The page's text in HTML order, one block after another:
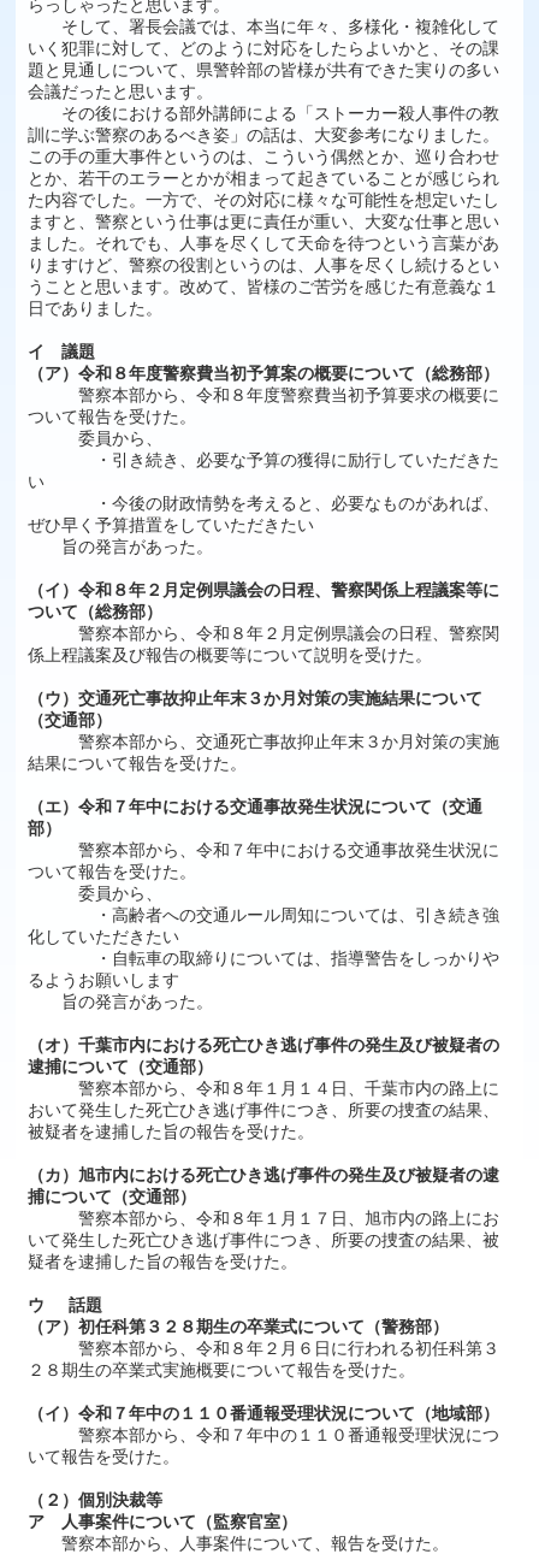
らっしゃったと思います。
そして、署長会議では、本当に年々、多様化・複雑化して
いく犯罪に対して、どのように対応をしたらよいかと、その課
題と見通しについて、県警幹部の皆様が共有できた実りの多い
会議だったと思います。
その後における部外講師による「ストーカー殺人事件の教
訓に学ぶ警察のあるべき姿」の話は、大変参考になりました。
この手の重大事件というのは、こういう偶然とか、巡り合わせ
とか、若干のエラーとかが相まって起きていることが感じられ
た内容でした。一方で、その対応に様々な可能性を想定いたし
ますと、警察という仕事は更に責任が重い、大変な仕事と思い
ました。それでも、人事を尽くして天命を待つという言葉があ
りますけど、警察の役割というのは、人事を尽くし続けるとい
うことと思います。改めて、皆様のご苦労を感じた有意義な１
日でありました。
イ 議題
（ア）令和８年度警察費当初予算案の概要について（総務部）
警察本部から、令和８年度警察費当初予算要求の概要に
ついて報告を受けた。
委員から、
・引き続き、必要な予算の獲得に励行していただきた
い
・今後の財政情勢を考えると、必要なものがあれば、
ぜひ早く予算措置をしていただきたい
旨の発言があった。
（イ）令和８年２月定例県議会の日程、警察関係上程議案等に
ついて（総務部）
警察本部から、令和８年２月定例県議会の日程、警察関
係上程議案及び報告の概要等について説明を受けた。
（ウ）交通死亡事故抑止年末３か月対策の実施結果について
（交通部）
警察本部から、交通死亡事故抑止年末３か月対策の実施
結果について報告を受けた。
（エ）令和７年中における交通事故発生状況について（交通
部）
警察本部から、令和７年中における交通事故発生状況に
ついて報告を受けた。
委員から、
・高齢者への交通ルール周知については、引き続き強
化していただきたい
・自転車の取締りについては、指導警告をしっかりや
るようお願いします
旨の発言があった。
（オ）千葉市内における死亡ひき逃げ事件の発生及び被疑者の
逮捕について（交通部）
警察本部から、令和８年１月１４日、千葉市内の路上に
おいて発生した死亡ひき逃げ事件につき、所要の捜査の結果、
被疑者を逮捕した旨の報告を受けた。
（カ）旭市内における死亡ひき逃げ事件の発生及び被疑者の逮
捕について（交通部）
警察本部から、令和８年１月１７日、旭市内の路上にお
いて発生した死亡ひき逃げ事件につき、所要の捜査の結果、被
疑者を逮捕した旨の報告を受けた。
ウ 話題
（ア）初任科第３２８期生の卒業式について（警務部）
警察本部から、令和８年２月６日に行われる初任科第３
２８期生の卒業式実施概要について報告を受けた。
（イ）令和７年中の１１０番通報受理状況について（地域部）
警察本部から、令和７年中の１１０番通報受理状況につ
いて報告を受けた。
（２）個別決裁等
ア 人事案件について（監察官室）
警察本部から、人事案件について、報告を受けた。